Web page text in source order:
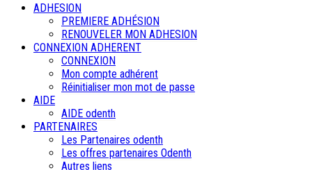
ADHESION
PREMIERE ADHÉSION
RENOUVELER MON ADHESION
CONNEXION ADHERENT
CONNEXION
Mon compte adhérent
Réinitialiser mon mot de passe
AIDE
AIDE odenth
PARTENAIRES
Les Partenaires odenth
Les offres partenaires Odenth
Autres liens